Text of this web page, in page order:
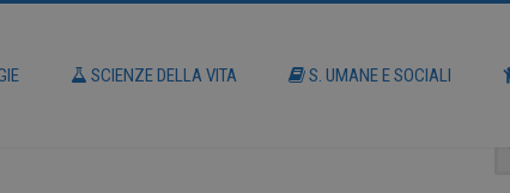
SCIENZE DELLA VITA S. UMANE E SOCIALI